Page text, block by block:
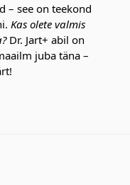
– see on teekond
Kas olete valmis
Dr. Jart+ abil on
juba täna –